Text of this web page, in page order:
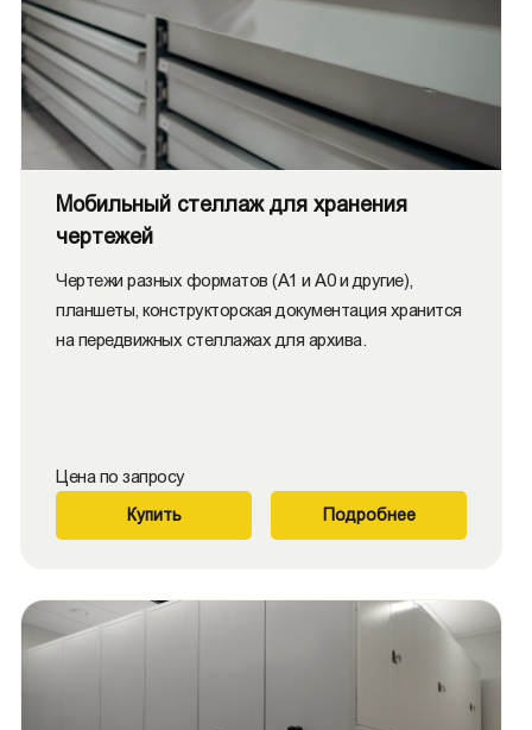
Мобильный стеллаж для хранения
чертежей
Чертежи разных форматов (А1 и А0 и другие),
планшеты, конструкторская документация хранится
на передвижных стеллажах для архива.
Цена по запросу
Купить Подробнее